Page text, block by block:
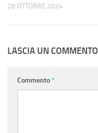
28 OTTOBRE 2024
LASCIA UN COMMENTO
Commento*